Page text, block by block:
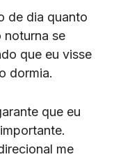
de dia quanto
noturna se
que eu visse
dormia.
que eu
me